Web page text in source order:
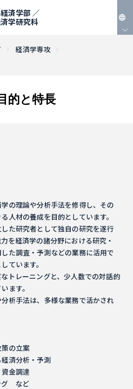
済学部 ／
学研究科
経済学専攻
的と特長
の理論や分析手法を修得し、その
人材の養成を目的としています。
た研究者として独自の研究を遂行
を経済学の諸分野における研究・
た調査・予測などの業務に活用で
ています。
トレーニングと、少人数での対話的
ます。
析手法は、多様な業務で活かされ
策の立案
済分析・予測
金調達
グ など